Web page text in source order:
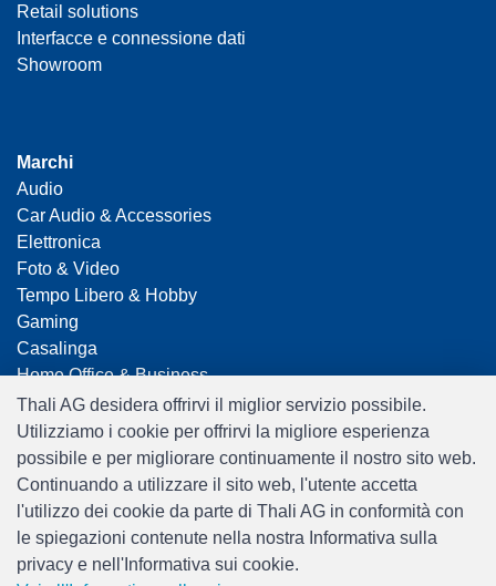
Retail solutions
Interfacce e connessione dati
Showroom
Marchi
Audio
Car Audio & Accessories
Elettronica
Foto & Video
Tempo Libero & Hobby
Gaming
Casalinga
Home Office & Business
Merchandising
Smart Home
Giocattoli
Travel
Thali AG desidera offrirvi il miglior servizio possibile.
Utilizziamo i cookie per offrirvi la migliore esperienza
possibile e per migliorare continuamente il nostro sito web.
Continuando a utilizzare il sito web, l'utente accetta
l'utilizzo dei cookie da parte di Thali AG in conformità con
le spiegazioni contenute nella nostra Informativa sulla
privacy e nell'Informativa sui cookie.